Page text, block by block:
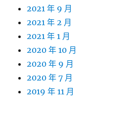
2021 年 9 月
2021 年 2 月
2021 年 1 月
2020 年 10 月
2020 年 9 月
2020 年 7 月
2019 年 11 月